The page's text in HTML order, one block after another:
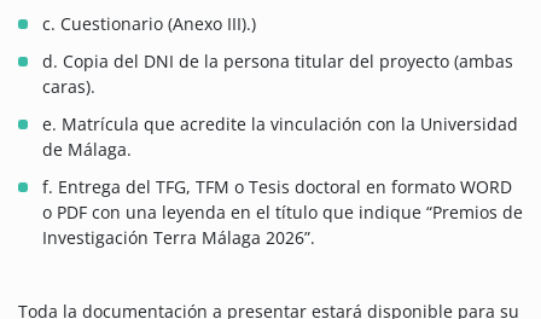
c. Cuestionario (Anexo III).)
d. Copia del DNI de la persona titular del proyecto (ambas
caras).
e. Matrícula que acredite la vinculación con la Universidad
de Málaga.
f. Entrega del TFG, TFM o Tesis doctoral en formato WORD
o PDF con una leyenda en el título que indique “Premios de
Investigación Terra Málaga 2026”.
Toda la documentación a presentar estará disponible para su